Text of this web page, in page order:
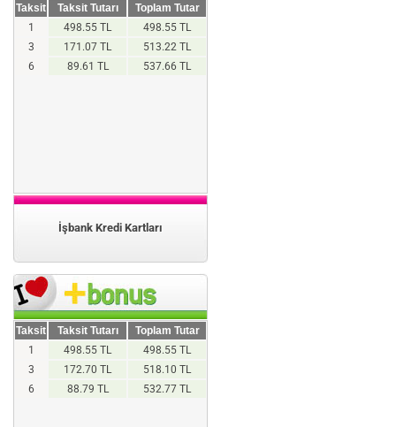
Taksit Taksit Tutarı
Toplam Tutar
1
498.55 TL
498.55 TL
3
171.07 TL
513.22 TL
6
89.61 TL 537.66 TL
İşbank Kredi Kartları
Taksit Taksit Tutarı
Toplam Tutar
1
498.55 TL
498.55 TL
3
172.70 TL
518.10 TL
6
88.79 TL 532.77 TL